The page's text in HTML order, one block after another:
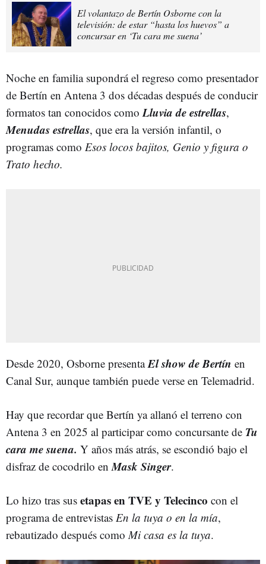
El volantazo de Bertín Osborne con la
televisión: de estar “hasta los huevos” a
concursar en ‘Tu cara me suena’
Noche en familia supondrá el regreso como presentador
de Bertín en Antena 3 dos décadas después de conducir
formatos tan conocidos como Lluvia de estrellas,
Menudas estrellas, que era la versión infantil, o
programas como Esos locos bajitos, Genio y figura o
Trato hecho.
Desde 2020, Osborne presentaEl show de Bertín en
Canal Sur, aunque también puede verse en Telemadrid.
Hay que recordar que Bertín ya allanó el terreno con
Antena 3 en 2025 al participar como concursante de Tu
cara me suena. Y años más atrás, se escondió bajo el
disfraz de cocodrilo en Mask Singer.
Lo hizo tras sus etapas en TVE y Telecinco con el
programa de entrevistas En la tuya o en la mía,
rebautizado después como Mi casa es la tuya.